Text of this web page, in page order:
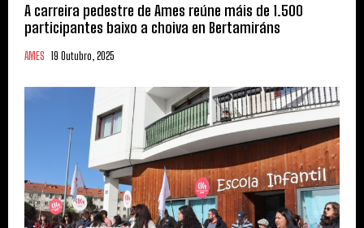
A carreira pedestre de Ames reúne máis de 1.500
participantes baixo a choiva en Bertamiráns
AMES 19 Outubro, 2025